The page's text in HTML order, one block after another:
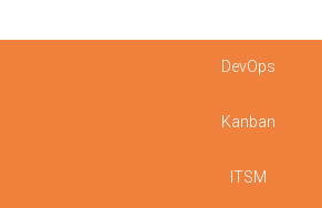
DevOps
Kanban
ITSM